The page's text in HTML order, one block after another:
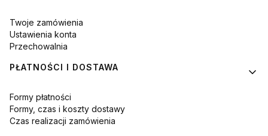
Twoje zamówienia
Ustawienia konta
Przechowalnia
PŁATNOŚCI I DOSTAWA
Formy płatności
Formy, czas i koszty dostawy
Czas realizacji zamówienia